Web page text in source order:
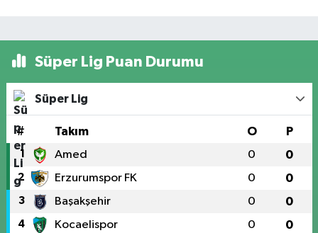
Süper Lig Puan Durumu
Süper Lig
# Takım O P
1 Amed 0 0
2 Erzurumspor FK 0 0
3 Başakşehir 0 0
4 Kocaelispor 0 0